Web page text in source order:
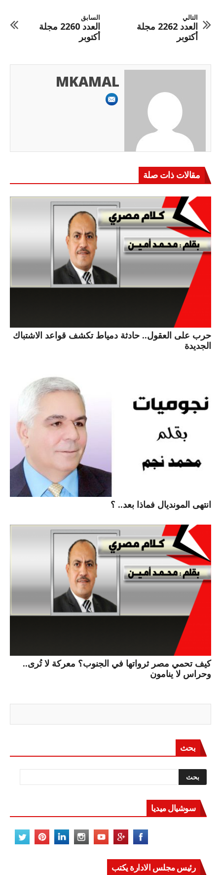
السابق
العدد 2260 مجلة
أكتوبر
التالي
العدد 2262 مجلة
أكتوبر
MKAMAL
مقالات ذات صلة
حرب على العقول.. حادثة دمياط تكشف قواعد الاشتباك
الجديدة
انتهى المونديال فماذا بعد.. ؟
كيف تحمي مصر ثرواتها في الجنوب؟ معركة لا تُرى..
وحراس لا ينامون
بحث
سوشيال ميديا
رئيس مجلس الادارة يكتب